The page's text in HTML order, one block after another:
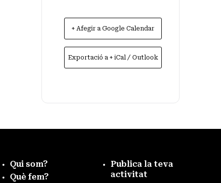
+ Afegir a Google Calendar
Exportació a + iCal / Outlook
Qui som?
Què fem?
Publica la teva
activitat